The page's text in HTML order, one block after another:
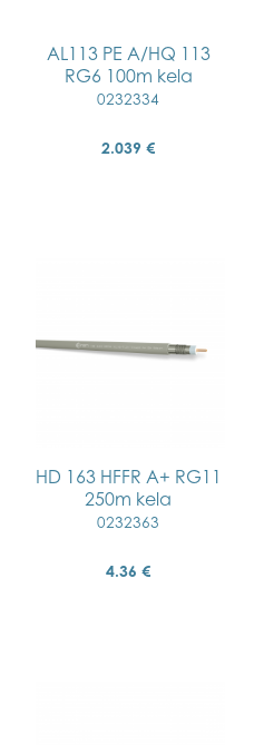
AL113 PE A/HQ 113
RG6 100m kela
0232334
2.039 €
HD 163 HFFR A+ RG11
250m kela
0232363
4.36 €